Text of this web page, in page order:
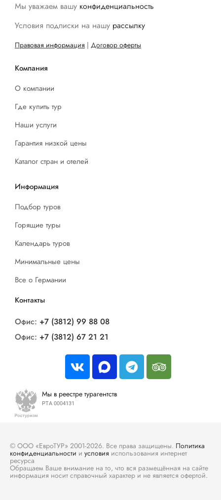
Мы уважаем вашу конфиденциальность
Условия подписки на нашу рассылку
Правовая информация | Договор оферты
Компания
О компании
Где купить тур
Наши услуги
Гарантия низкой цены
Каталог стран и отелей
Информация
Подбор туров
Горящие туры
Календарь туров
Минимальные цены
Все о Германии
Контакты
Офис: +7 (3812) 99 88 08
Офис: +7 (3812) 67 21 21
Мы в реестре турагентств
РТА 0004131
© ООО «ЕвроТУР» 2001-2026. Все права защищены. Политика
конфиденциальности и условия использования интернет
ресурса
Обращаем Ваше внимание на то, что вся размещённая на сайте
информация носит справочный характер и не является офертой.